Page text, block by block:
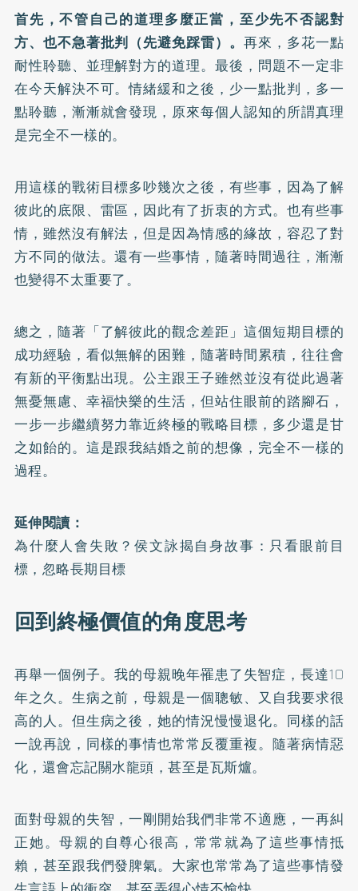
首先，不管自己的道理多麼正當，至少先不否認對
方、也不急著批判（先避免踩雷）。 再來，多花一點
耐性聆聽、並理解對方的道理。最後，問題不一定非
在今天解決不可。情緒緩和之後，少一點批判，多一
點聆聽，漸漸就會發現，原來每個人認知的所謂真理
是完全不一樣的。
用這樣的戰術目標多吵幾次之後，有些事，因為了解
彼此的底限、雷區，因此有了折衷的方式。也有些事
情，雖然沒有解法，但是因為情感的緣故，容忍了對
方不同的做法。還有一些事情，隨著時間過往，漸漸
也變得不太重要了。
總之，隨著「了解彼此的觀念差距」這個短期目標的
成功經驗，看似無解的困難，隨著時間累積，往往會
有新的平衡點出現。公主跟王子雖然並沒有從此過著
無憂無慮、幸福快樂的生活，但站住眼前的踏腳石，
一步一步繼續努力靠近終極的戰略目標，多少還是甘
之如飴的。這是跟我結婚之前的想像，完全不一樣的
過程。
延伸閱讀：
為什麼人會失敗？侯文詠揭自身故事：只看眼前目
標，忽略長期目標
回到終極價值的角度思考
再舉一個例子。我的母親晚年罹患了失智症，長達10
年之久。生病之前，母親是一個聰敏、又自我要求很
高的人。但生病之後，她的情況慢慢退化。同樣的話
一說再說，同樣的事情也常常反覆重複。隨著病情惡
化，還會忘記關水龍頭，甚至是瓦斯爐。
面對母親的失智，一剛開始我們非常不適應，一再糾
正她。母親的自尊心很高，常常就為了這些事情抵
賴，甚至跟我們發脾氣。大家也常常為了這些事情發